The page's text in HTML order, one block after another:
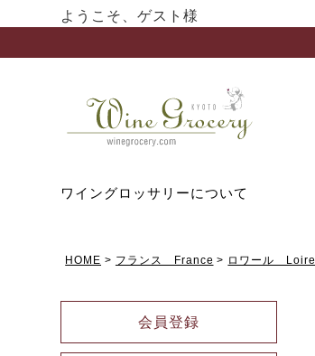
ようこそ、ゲスト様
ワイングロッサリーについて
HOME フランス France ロワール Loire
会員登録